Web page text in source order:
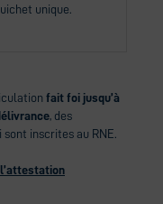
unique.
fait foi jusqu’à
, des
inscrites au RNE.